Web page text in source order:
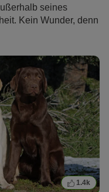
seines
Kein Wunder, denn
viel Freude
1.4k